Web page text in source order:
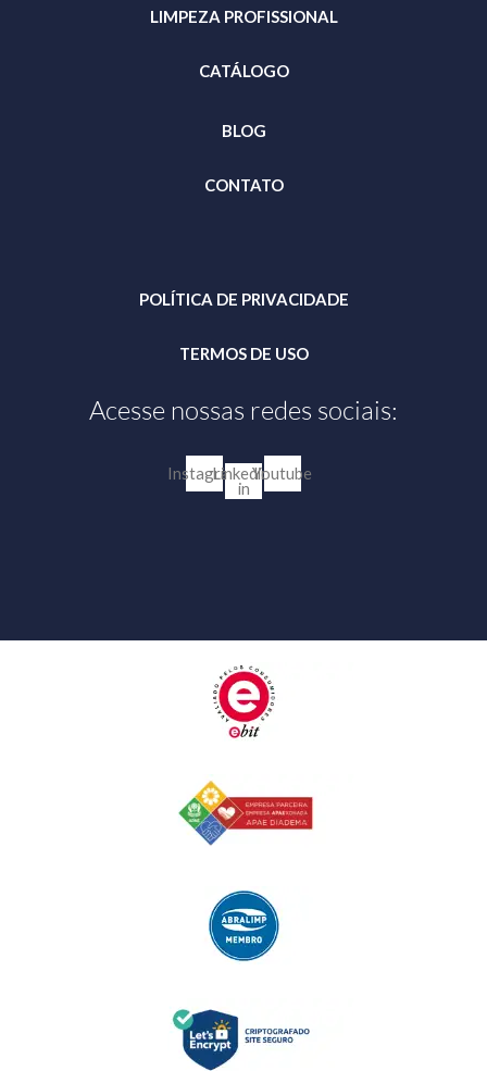
LIMPEZA PROFISSIONAL
CATÁLOGO
BLOG
CONTATO
POLÍTICA DE PRIVACIDADE
TERMOS DE USO
Acesse nossas redes sociais:
InstagramLinkedin-
in
Youtube